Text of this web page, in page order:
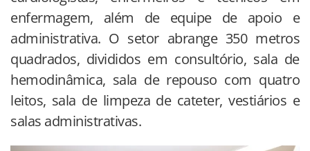
enfermagem, além de equipe de apoio e
administrativa. O setor abrange 350 metros
quadrados, divididos em consultório, sala de
hemodinâmica, sala de repouso com quatro
leitos, sala de limpeza de cateter, vestiários e
salas administrativas.